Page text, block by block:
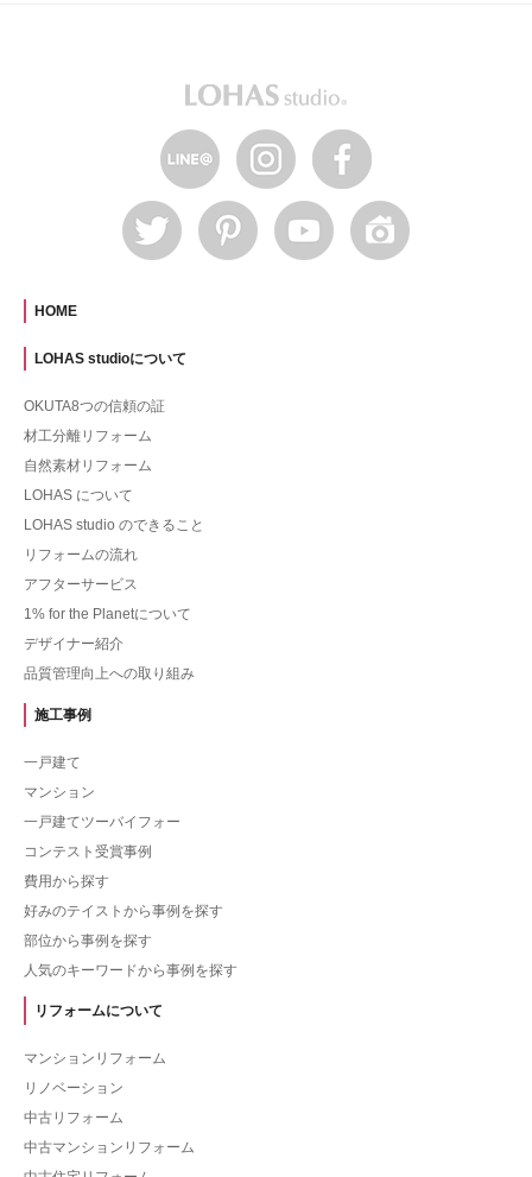
HOME
LOHAS studioについて
OKUTA8つの信頼の証
材工分離リフォーム
自然素材リフォーム
LOHAS について
LOHAS studio のできること
リフォームの流れ
アフターサービス
1% for the Planetについて
デザイナー紹介
品質管理向上への取り組み
施工事例
一戸建て
マンション
一戸建てツーバイフォー
コンテスト受賞事例
費用から探す
好みのテイストから事例を探す
部位から事例を探す
人気のキーワードから事例を探す
リフォームについて
マンションリフォーム
リノベーション
中古リフォーム
中古マンションリフォーム